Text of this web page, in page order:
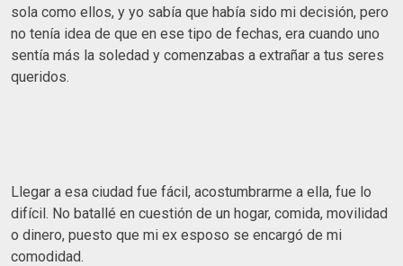
sola como ellos, y yo sabía que había sido mi decisión, pero
no tenía idea de que en ese tipo de fechas, era cuando uno
sentía más la soledad y comenzabas a extrañar a tus seres
queridos.
Llegar a esa ciudad fue fácil, acostumbrarme a ella, fue lo
difícil. No batallé en cuestión de un hogar, comida, movilidad
o dinero, puesto que mi ex esposo se encargó de mi
comodidad.